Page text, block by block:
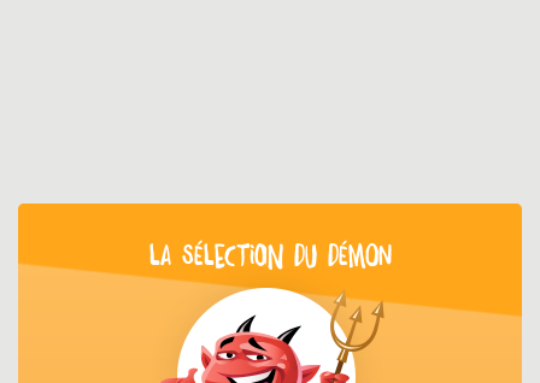
LA SÉLECTION DU DÉMON